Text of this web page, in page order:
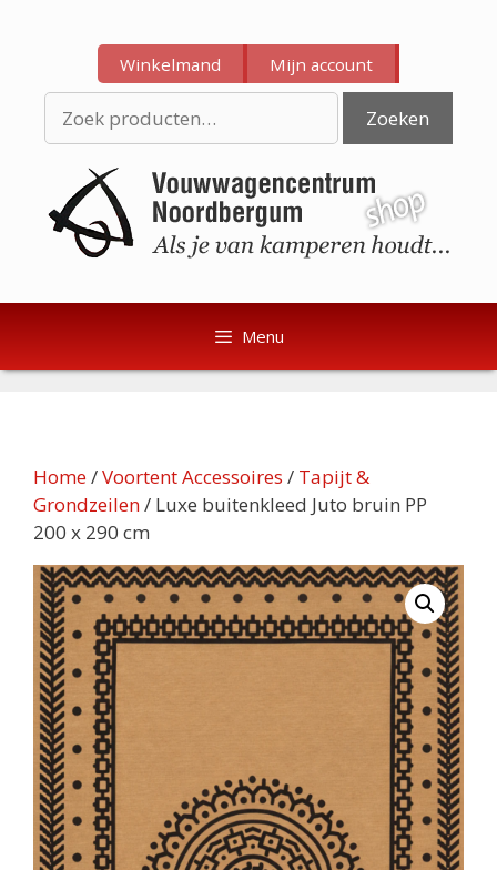
inhoud
inhoud
Winkelmand Mijn account
naar:
Zoeken
Menu
Home/Voortent Accessoires / Tapijt &
Grondzeilen/ Luxe buitenkleed Juto bruin PP
200 x 290 cm